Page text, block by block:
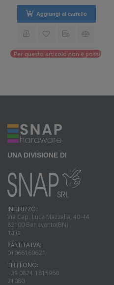
Aggiungi al carrello
Per questo articolo non è possibile
UNA DIVISIONE DI
INDIRIZZO:
Via Cap. Luca Mazzella, 40-44
82100 Benevento(BN)
Italia
PARTITA IVA:
01066160621
TELEFONO:
+39 0824 1815960
21080